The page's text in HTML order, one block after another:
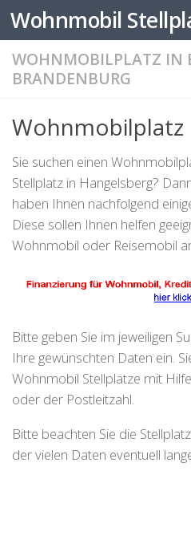
Zum Inhalt
WOHNMOBILPLATZ IN
BRANDENBURG
Wohnmobilplatz
Sie suchen einen
Stellplatz in Hangelsberg?
haben Ihnen nachfolgend
Diese sollen Ihnen helfen
Wohnmobil oder Reisemobil
Bitte geben Sie im jeweiligen
Ihre gewünschten Daten ein.
Wohnmobil Stellplätze mit
oder der Postleitzahl.
Bitte beachten Sie die
der vielen Daten eventuell